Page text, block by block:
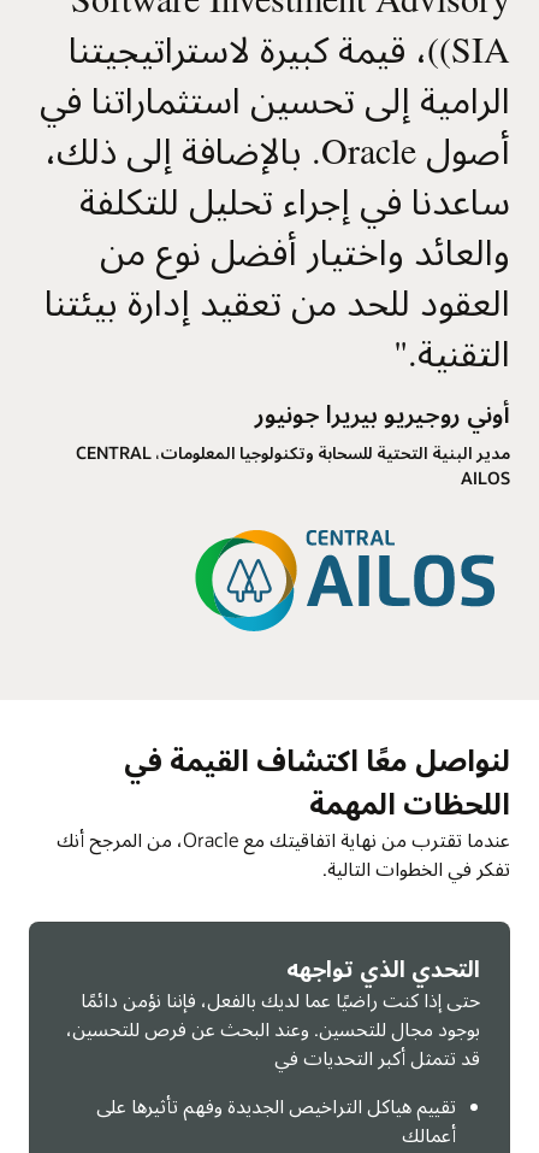
(SIA)، قيمة كبيرة لاستراتيجيتنا
الرامية إلى تحسين استثماراتنا في
أصول Oracle. بالإضافة إلى ذلك،
ساعدنا في إجراء تحليل للتكلفة
والعائد واختيار أفضل نوع من
العقود للحد من تعقيد إدارة بيئتنا
التقنية."
أوني روجيريو بيريرا جونيور
مدير البنية التحتية للسحابة وتكنولوجيا المعلومات، CENTRAL
AILOS
لنواصل معًا اكتشاف القيمة في
اللحظات المهمة
عندما تقترب من نهاية اتفاقيتك مع Oracle، من المرجح أنك
تفكر في الخطوات التالية.
التحدي الذي تواجهه
حتى إذا كنت راضيًا عما لديك بالفعل، فإننا نؤمن دائمًا
بوجود مجال للتحسين. وعند البحث عن فرص للتحسين،
قد تتمثل أكبر التحديات في
تقييم هياكل التراخيص الجديدة وفهم تأثيرها على
أعمالك